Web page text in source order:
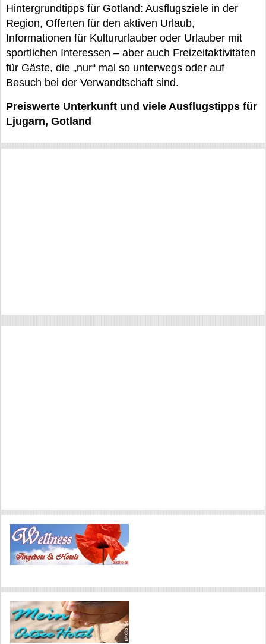
Hintergrundtipps für Gotland: Ausflugsziele in der
Region, Offerten für den aktiven Urlaub,
Informationen für Kultururlauber oder Urlauber mit
sportlichen Interessen – aber auch Freizeitaktivitäten
für Gäste, die „nur“ mal so unterwegs oder auf
Besuch bei der Verwandtschaft sind.
Preiswerte Unterkunft und viele Ausflugstipps für
Ljugarn, Gotland